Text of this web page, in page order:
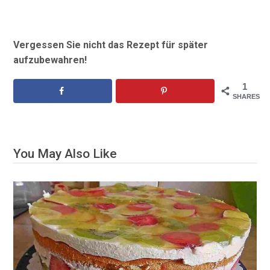
Vergessen Sie nicht das Rezept für später
aufzubewahren!
1
SHARES
You May Also Like